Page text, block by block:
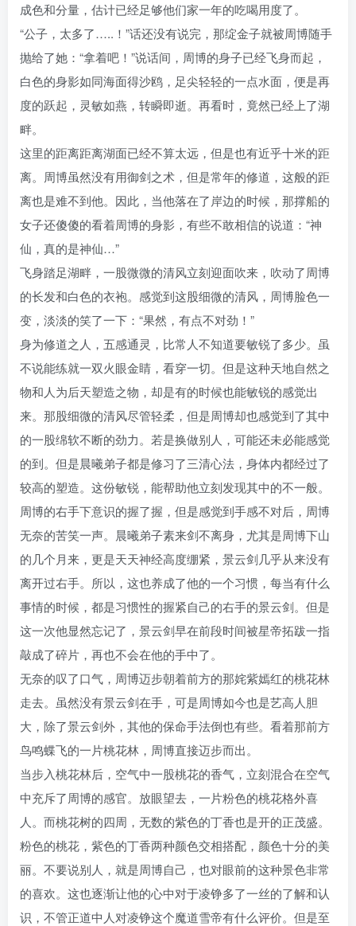
成色和分量，估计已经足够他们家一年的吃喝用度了。
“公子，太多了…..！”话还没有说完，那绽金子就被周博随手
抛给了她：“拿着吧！”说话间，周博的身子已经飞身而起，
白色的身影如同海面得沙鸥，足尖轻轻的一点水面，便是再
度的跃起，灵敏如燕，转瞬即逝。再看时，竟然已经上了湖
畔。
这里的距离距离湖面已经不算太远，但是也有近乎十米的距
离。周博虽然没有用御剑之术，但是常年的修道，这般的距
离也是难不到他。因此，当他落在了岸边的时候，那撑船的
女子还傻傻的看着周博的身影，有些不敢相信的说道：“神
仙，真的是神仙…”
飞身踏足湖畔，一股微微的清风立刻迎面吹来，吹动了周博
的长发和白色的衣袍。感觉到这股细微的清风，周博脸色一
变，淡淡的笑了一下：“果然，有点不对劲！”
身为修道之人，五感通灵，比常人不知道要敏锐了多少。虽
不说能练就一双火眼金睛，看穿一切。但是这种天地自然之
物和人为后天塑造之物，却是有的时候也能敏锐的感觉出
来。那股细微的清风尽管轻柔，但是周博却也感觉到了其中
的一股绵软不断的劲力。若是换做别人，可能还未必能感觉
的到。但是晨曦弟子都是修习了三清心法，身体内都经过了
较高的塑造。这份敏锐，能帮助他立刻发现其中的不一般。
周博的右手下意识的握了握，但是感觉到手感不对后，周博
无奈的苦笑一声。晨曦弟子素来剑不离身，尤其是周博下山
的几个月来，更是天天神经高度绷紧，景云剑几乎从来没有
离开过右手。所以，这也养成了他的一个习惯，每当有什么
事情的时候，都是习惯性的握紧自己的右手的景云剑。但是
这一次他显然忘记了，景云剑早在前段时间被星帝拓跋一指
敲成了碎片，再也不会在他的手中了。
无奈的叹了口气，周博迈步朝着前方的那姹紫嫣红的桃花林
走去。虽然没有景云剑在手，可是周博如今也是艺高人胆
大，除了景云剑外，其他的保命手法倒也有些。看着那前方
鸟鸣蝶飞的一片桃花林，周博直接迈步而出。
当步入桃花林后，空气中一股桃花的香气，立刻混合在空气
中充斥了周博的感官。放眼望去，一片粉色的桃花格外喜
人。而桃花树的四周，无数的紫色的丁香也是开的正茂盛。
粉色的桃花，紫色的丁香两种颜色交相搭配，颜色十分的美
丽。不要说别人，就是周博自己，也对眼前的这种景色非常
的喜欢。这也逐渐让他的心中对于凌铮多了一丝的了解和认
识，不管正道中人对凌铮这个魔道雪帝有什么评价。但是至